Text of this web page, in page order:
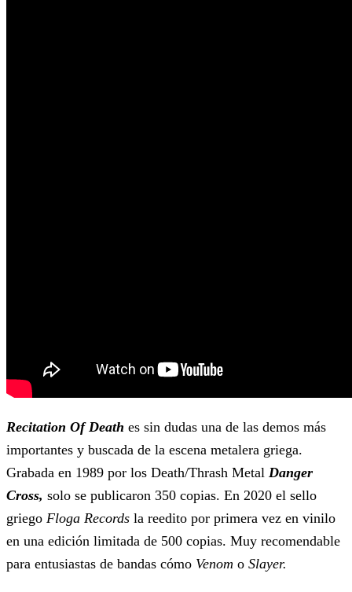
Recitation Of Death es sin dudas una de las demos más
importantes y buscada de la escena metalera griega.
Grabada en 1989 por los Death/Thrash Metal Danger
Cross, solo se publicaron 350 copias. En 2020 el sello
griego Floga Records la reedito por primera vez en vinilo
en una edición limitada de 500 copias. Muy recomendable
para entusiastas de bandas cómo Venom o Slayer.